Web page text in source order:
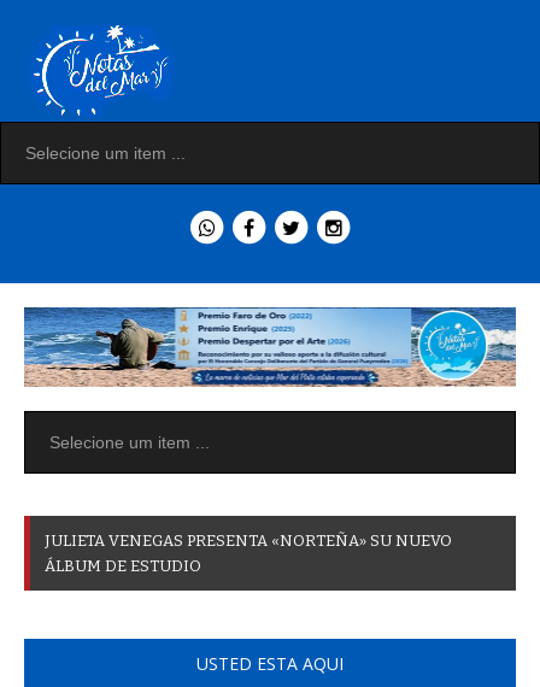
JULIETA VENEGAS PRESENTA «NORTEÑA» SU NUEVO
ÁLBUM DE ESTUDIO
USTED ESTA AQUI